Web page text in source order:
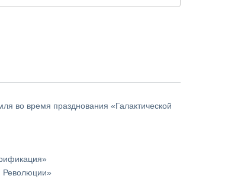
во время празднования «Галактической
Революции»